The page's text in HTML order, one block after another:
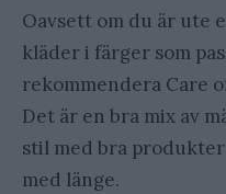
Oavsett om du är ute
kläder i färger som
rekommendera Care
Det är en bra mix av
stil med bra
med länge.